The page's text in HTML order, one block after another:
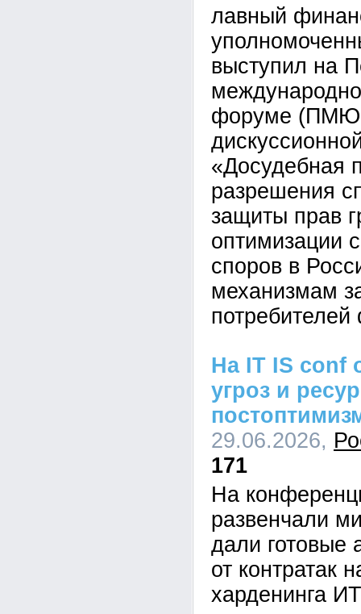
лавный
выступил на
форуме
«Досудебная
разрешения
защиты прав
оптимизации
споров в
механизмам
На IT IS conf
угроз и
29.06.2026,
171
На
развенчали
дали готовые
от контратак
харденинга